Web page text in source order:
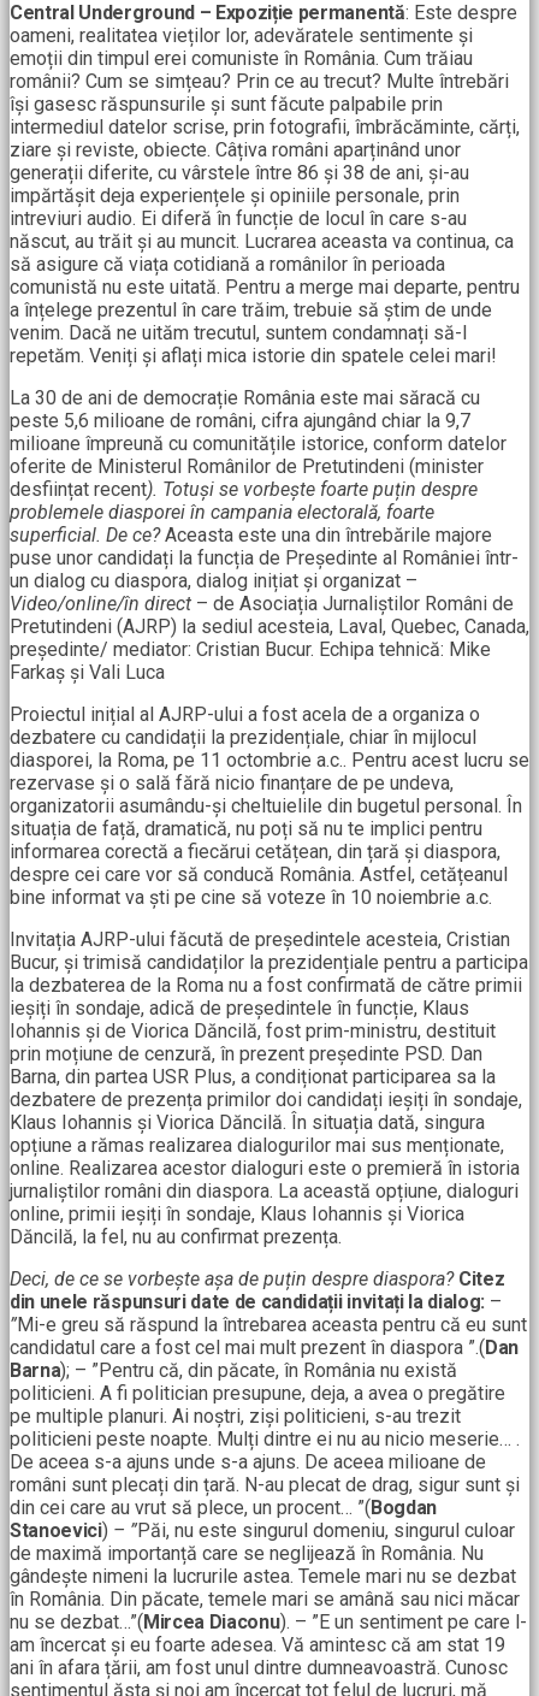
Central Underground – Expoziție permanentă: Este despre
oameni, realitatea vieților lor, adevăratele sentimente și
emoții din timpul erei comuniste în România. Cum trăiau
românii? Cum se simțeau? Prin ce au trecut? Multe întrebări
își gasesc răspunsurile și sunt făcute palpabile prin
intermediul datelor scrise, prin fotografii, îmbrăcăminte, cărți,
ziare și reviste, obiecte. Câțiva români aparținând unor
generații diferite, cu vârstele între 86 și 38 de ani, și-au
impărtășit deja experiențele și opiniile personale, prin
intreviuri audio. Ei diferă în funcție de locul în care s-au
născut, au trăit și au muncit. Lucrarea aceasta va continua, ca
să asigure că viața cotidiană a românilor în perioada
comunistă nu este uitată. Pentru a merge mai departe, pentru
a înțelege prezentul în care trăim, trebuie să știm de unde
venim. Dacă ne uităm trecutul, suntem condamnați să-l
repetăm. Veniți și aflați mica istorie din spatele celei mari!
La 30 de ani de democrație România este mai săracă cu
peste 5,6 milioane de români, cifra ajungând chiar la 9,7
milioane împreună cu comunitățile istorice, conform datelor
oferite de Ministerul Românilor de Pretutindeni (minister
desființat recent). Totuși se vorbește foarte puțin despre
problemele diasporei în campania electorală, foarte
superficial. De ce?Aceasta este una din întrebările majore
puse unor candidați la funcția de Președinte al României într-
un dialog cu diaspora, dialog inițiat și organizat –
Video/online/în direct – de Asociația Jurnaliștilor Români de
Pretutindeni (AJRP) la sediul acesteia, Laval, Quebec, Canada,
președinte/ mediator: Cristian Bucur. Echipa tehnică: Mike
Farkaș și Vali Luca
Proiectul inițial al AJRP-ului a fost acela de a organiza o
dezbatere cu candidații la prezidențiale, chiar în mijlocul
diasporei, la Roma, pe 11 octombrie a.c.. Pentru acest lucru se
rezervase și o sală fără nicio finanțare de pe undeva,
organizatorii asumându-și cheltuielile din bugetul personal. În
situația de față, dramatică, nu poți să nu te implici pentru
informarea corectă a fiecărui cetățean, din țară și diaspora,
despre cei care vor să conducă România. Astfel, cetățeanul
bine informat va ști pe cine să voteze în 10 noiembrie a.c.
Invitația AJRP-ului făcută de președintele acesteia, Cristian
Bucur, și trimisă candidaților la prezidențiale pentru a participa
la dezbaterea de la Roma nu a fost confirmată de către primii
ieșiți în sondaje, adică de președintele în funcție, Klaus
Iohannis și de Viorica Dăncilă, fost prim-ministru, destituit
prin moțiune de cenzură, în prezent președinte PSD. Dan
Barna, din partea USR Plus, a condiționat participarea sa la
dezbatere de prezența primilor doi candidați ieșiți în sondaje,
Klaus Iohannis și Viorica Dăncilă. În situația dată, singura
opțiune a rămas realizarea dialogurilor mai sus menționate,
online. Realizarea acestor dialoguri este o premieră în istoria
jurnaliștilor români din diaspora. La această opțiune, dialoguri
online, primii ieșiți în sondaje, Klaus Iohannis și Viorica
Dăncilă, la fel, nu au confirmat prezența.
Deci, de ce se vorbește așa de puțin despre diaspora? Citez
din unele răspunsuri date de candidații invitați la dialog: –
”Mi-e greu să răspund la întrebarea aceasta pentru că eu sunt
candidatul care a fost cel mai mult prezent în diaspora ”.( Dan
Barna); – ”Pentru că, din păcate, în România nu există
politicieni. A fi politician presupune, deja, a avea o pregătire
pe multiple planuri. Ai noștri, ziși politicieni, s-au trezit
politicieni peste noapte. Mulți dintre ei nu au nicio meserie… .
De aceea s-a ajuns unde s-a ajuns. De aceea milioane de
români sunt plecați din țară. N-au plecat de drag, sigur sunt și
din cei care au vrut să plece, un procent… ”( Bogdan
Stanoevici) – ”Păi, nu este singurul domeniu, singurul culoar
de maximă importanță care se neglijează în România. Nu
gândește nimeni la lucrurile astea. Temele mari nu se dezbat
în România. Din păcate, temele mari se amână sau nici măcar
nu se dezbat…”( Mircea Diaconu). – ”E un sentiment pe care l-
am încercat și eu foarte adesea. Vă amintesc că am stat 19
ani în afara țării, am fost unul dintre dumneavoastră. Cunosc
sentimentul ăsta și noi am încercat tot felul de lucruri, mă